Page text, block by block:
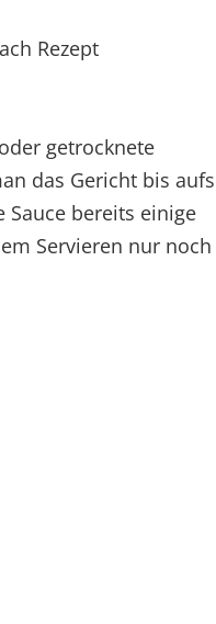
Rezept
getrocknete
das Gericht bis aufs
bereits einige
Servieren nur noch